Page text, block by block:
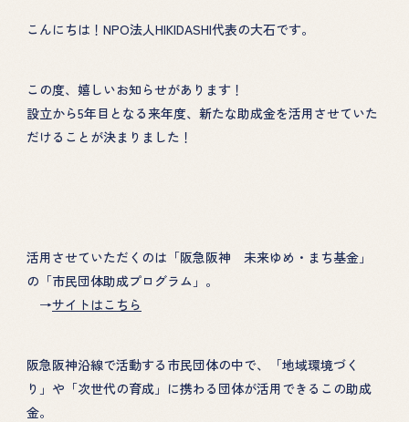
こんにちは！NPO法人HIKIDASHI代表の大石です。
この度、嬉しいお知らせがあります！
設立から5年目となる来年度、新たな助成金を活用させていた
だけることが決まりました！
活用させていただくのは「阪急阪神 未来ゆめ・まち基金」
の「市民団体助成プログラム」。
→サイトはこちら
阪急阪神沿線で活動する市民団体の中で、「地域環境づく
り」や「次世代の育成」に携わる団体が活用できるこの助成
金。